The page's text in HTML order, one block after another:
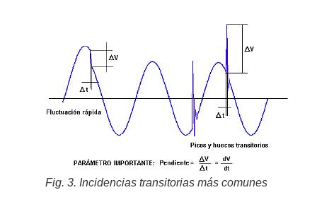
Fig. 3. Incidencias transitorias más comunes